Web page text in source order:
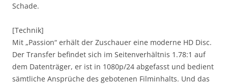
Schade.
[Technik]
Mit „Passion“ erhält der Zuschauer eine moderne HD Disc.
Der Transfer befindet sich im Seitenverhältnis 1.78:1 auf
dem Datenträger, er ist in 1080p/24 abgefasst und bedient
sämtliche Ansprüche des gebotenen Filminhalts. Und das